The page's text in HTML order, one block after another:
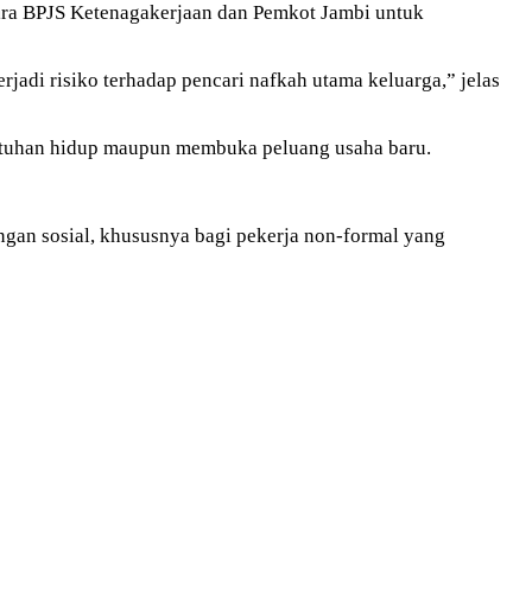
BPJS Ketenagakerjaan dan Pemkot Jambi untuk
risiko terhadap pencari nafkah utama keluarga,” jelas
hidup maupun membuka peluang usaha baru.
sosial, khususnya bagi pekerja non-formal yang